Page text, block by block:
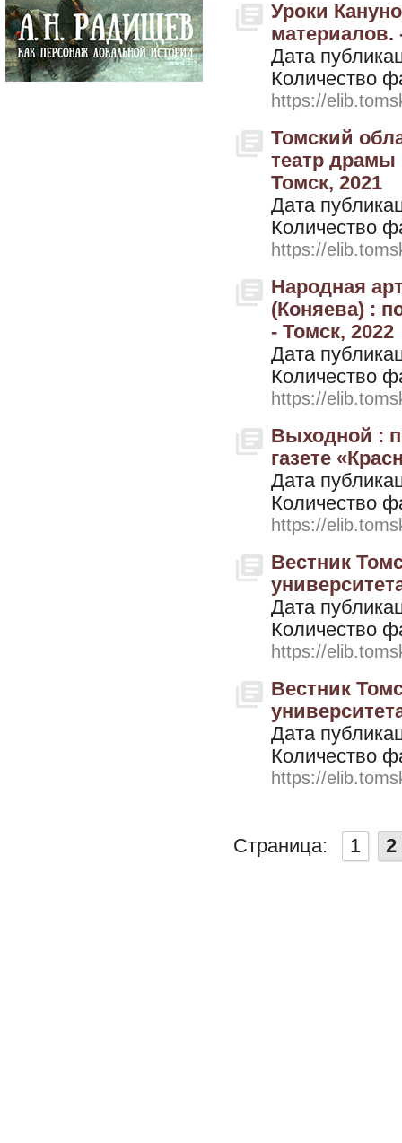
Уроки
материалов.
Дата
Количество
https://
Томский
театр драмы
Томск, 2021
Дата
Количество
https://
Народная
(Коняева) :
- Томск, 2022
Дата
Количество
https://
Выходной :
газете
Дата
Количество
https://
Вестник
Дата
Количество
https://
Вестник
Дата
Количество
https://
Страница: 1 2